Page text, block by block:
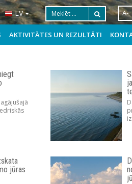
LV A-
AKTIVITĀTES UN REZULTĀTI
jūras